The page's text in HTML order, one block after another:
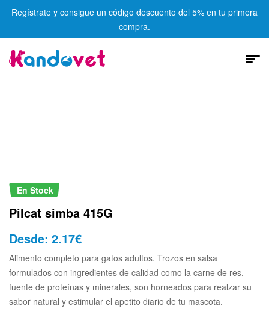
Regístrate y consigue un código descuento del 5% en tu primera
compra.
En Stock
Pilcat simba 415G
Desde: 2.17€
Alimento completo para gatos adultos. Trozos en salsa
formulados con ingredientes de calidad como la carne de res,
fuente de proteínas y minerales, son horneados para realzar su
sabor natural y estimular el apetito diario de tu mascota.